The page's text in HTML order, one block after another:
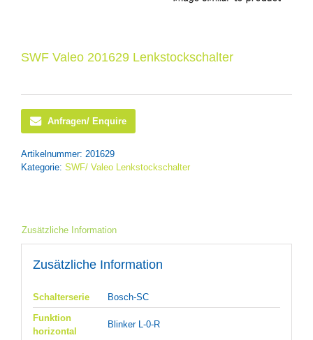
SWF Valeo 201629 Lenkstockschalter
Anfragen/ Enquire
Artikelnummer: 201629
Kategorie: SWF/ Valeo Lenkstockschalter
Zusätzliche Information
Zusätzliche Information
Schalterserie
Bosch-SC
Funktion
horizontal
Blinker L-0-R